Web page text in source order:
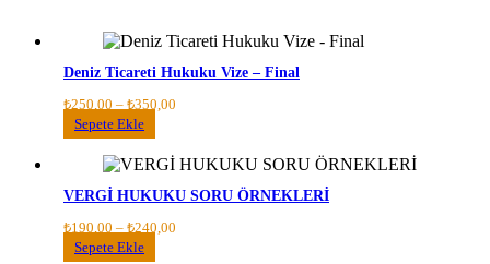
Deniz Ticareti Hukuku Vize – Final
₺250,00 – ₺350,00
₺350,00
Sepete Ekle
ürünün
birden
varyasyonu
var.
Seçenekler
ürün
VERGİ HUKUKU SORU ÖRNEKLERİ
₺190,00 – ₺240,00
Sepete Ekle